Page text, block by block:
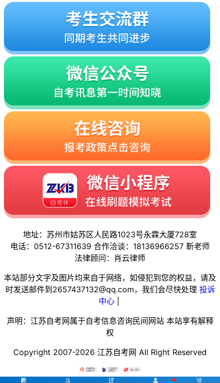
地址：苏州市姑苏区人民路1023号永霖大厦728室
电话：0512-67311639 合作洽谈：18136966257 靳老师
法律顾问：肖云律师
本站部分文字及图片均来自于网络，如侵犯到您的权益，请及
时发送邮件到2657437132@qq.com，我们会尽快处理 投诉
中心|
声明：江苏自考网属于自考信息咨询民间网站 本站享有解释
权
Copyright 2007-2026 江苏自考网 All Right Reserved
    1 